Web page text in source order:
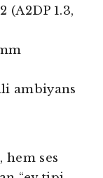
(A2DP 1.3,
ambiyans
ses